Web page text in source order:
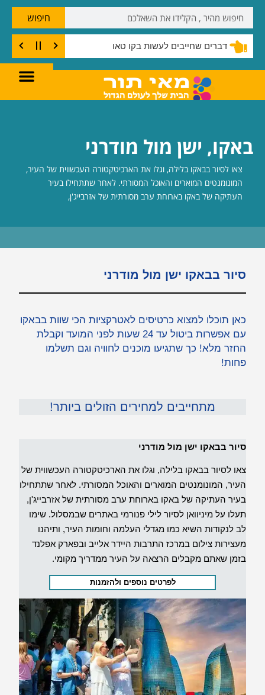
דברים שחייבים לעשות בקו טאו
חיפוש
באקו, ישן מול מודרני
צאו לסיור בבאקו בלילה, וגלו את הארכיטקטורה העכשווית של העיר,
המונומנטים המוארים והאוכל המסורתי. לאחר שתתחילו בעיר
העתיקה של באקו בארוחת ערב מסורתית של אזרבייג'ן,
סיור בבאקו ישן מול מודרני
כאן תוכלו למצוא כרטיסים לאטרקציות הכי שוות בבאקו
עם אפשרות ביטול עד 24 שעות לפני המועד וקבלת
החזר מלא! כך שתגיעו מוכנים לחוויה וגם תשלמו
פחות!
מתחייבים למחירים הזולים ביותר!
סיור בבאקו ישן מול מודרני
צאו לסיור בבאקו בלילה, וגלו את הארכיטקטורה העכשווית של
העיר, המונומנטים המוארים והאוכל המסורתי. לאחר שתתחילו
בעיר העתיקה של באקו בארוחת ערב מסורתית של אזרבייג'ן,
תעלו על מיניוואן לסיור לילי פנורמי באתרים שבמסלול. שימו
לב לנקודות השיא כמו מגדלי העלמה וחומות העיר, ותיהנו
מעצירות צילום במרכז התרבות היידר אלייב ובפארק אפלנד
בזמן שאתם מקבלים הרצאה על העיר ממדריך מקומי.
לפרטים נוספים ולהזמנות